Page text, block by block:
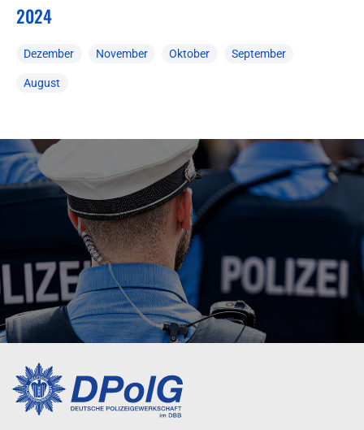
2024
Dezember November Oktober September
August